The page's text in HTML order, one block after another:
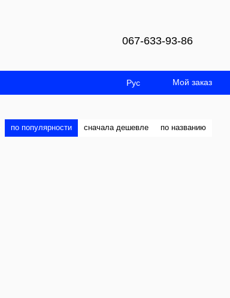
067-633-93-86
Рус Мой заказ
по популярности сначала дешевле по названию